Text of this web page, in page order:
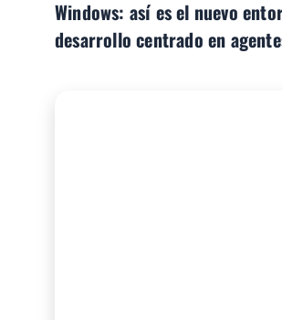
Windows: así es el nuevo
desarrollo centrado en